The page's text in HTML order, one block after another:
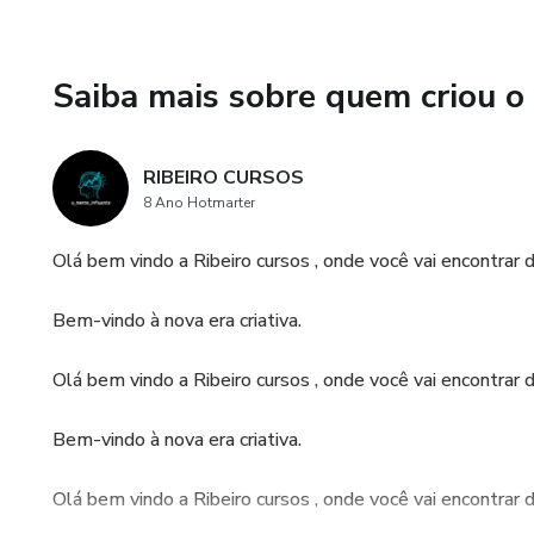
😌 Bem-Estar Emocional e
próprio, essenciais para uma
controle de hormônios
🍬 Lidando com o Vício em
Enfrente o desafio dos doces
Saiba mais sobre quem criou
RIBEIRO CURSOS
8 Ano Hotmarter
Olá bem vindo a Ribeiro cursos , onde você vai encontrar
Bem-vindo à nova era criativa.
Olá bem vindo a Ribeiro cursos , onde você vai encontrar
​Bem-vindo à nova era criativa.
Olá bem vindo a Ribeiro cursos , onde você vai encontrar